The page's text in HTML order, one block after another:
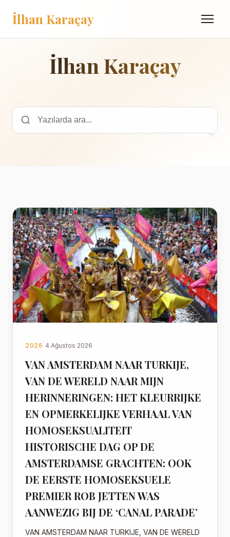
İlhan Karaçay Menü
İlhan Karaçay
2026 4 Ağustos 2026
VAN AMSTERDAM NAAR TURKIJE,
VAN DE WERELD NAAR MIJN
HERINNERINGEN: HET KLEURRIJKE
EN OPMERKELIJKE VERHAAL VAN
HOMOSEKSUALITEIT
HISTORISCHE DAG OP DE
AMSTERDAMSE GRACHTEN: OOK
DE EERSTE HOMOSEKSUELE
PREMIER ROB JETTEN WAS
AANWEZIG BIJ DE ‘CANAL PARADE’
VAN AMSTERDAM NAAR TURKIJE, VAN DE WERELD